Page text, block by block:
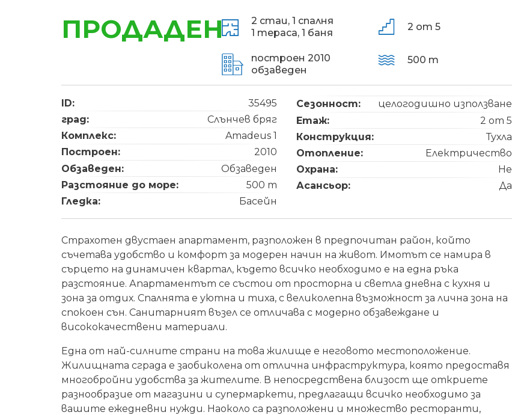
ПРОДАДЕН 2 стаи, 1 спалня
1 тераса, 1 баня
построен 2010
обзаведен
2 от 5
500 m
ID:
35495
град:
Слънчев бряг
Комплекс:
Amadeus 1
Построен:
2010
Обзаведен:
Обзаведен
Разстояние до море:
500 m
Гледка:
Басейн
Сезонност:
целогодишно използване
Етаж:
2 от 5
Конструкция:
Тухла
Отопление:
Електричество
Охрана:
Не
Асансьор:
Да
Страхотен двустаен апартамент, разположен в предпочитан район, който
съчетава удобство и комфорт за модерен начин на живот. Имотът се намира в
сърцето на динамичен квартал, където всичко необходимо е на една ръка
разстояние. Апартаментът се състои от просторна и светла дневна с кухня и
зона за отдих. Спалнята е уютна и тиха, с великолепна възможност за лична зона на
спокоен сън. Санитарният възел се отличава с модерно обзавеждане и
висококачествени материали.
Една от най-силните страни на това жилище е неговото местоположение.
Жилищната сграда е заобиколена от отлична инфраструктура, която предоставя
многобройни удобства за жителите. В непосредствена близост ще откриете
разнообразие от магазини и супермаркети, предлагащи всичко необходимо за
вашите ежедневни нужди. Наоколо са разположени и множество ресторанти,